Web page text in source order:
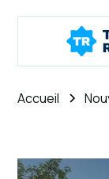
Accueil